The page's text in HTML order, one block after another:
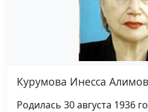
Курумова Инесса
Родилась 30 августа 1936